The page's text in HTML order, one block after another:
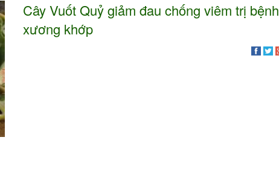
lục cây thuốc
lục cây thuốc Việt Nam
Dự án KHCN
Cây Vuốt Quỷ giảm đau chống viêm trị bệnh
xương khớp